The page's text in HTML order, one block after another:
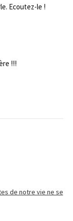
Ecoutez-le !
!!!
de notre vie ne se